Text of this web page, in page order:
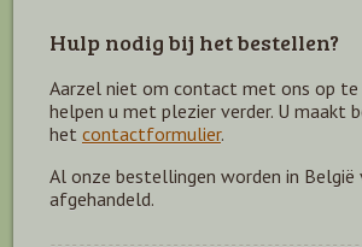
Hulp nodig bij het bestellen?
Aarzel niet om contact met ons op te
helpen u met plezier verder. U maakt
het contactformulier.
Al onze bestellingen worden in België
afgehandeld.